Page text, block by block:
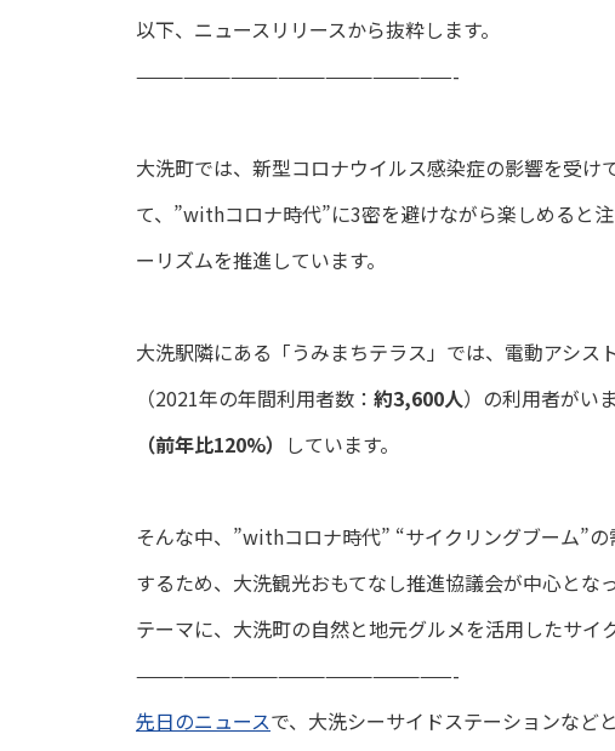
以下、ニュースリリースから抜粋します。
————————————————————-
大洗町では、新型コロナウイルス感染症の影響を受け
て、”withコロナ時代”に3密を避けながら楽しめると
ーリズムを推進しています。
大洗駅隣にある「うみまちテラス」では、電動アシス
（2021年の年間利用者数： 約3,600人）の利用者がい
（前年比120%） しています。
そんな中、”withコロナ時代” “サイクリングブーム”
するため、大洗観光おもてなし推進協議会が中心とな
テーマに、大洗町の自然と地元グルメを活用したサイ
————————————————————-
先日のニュースで、大洗シーサイドステーションなど